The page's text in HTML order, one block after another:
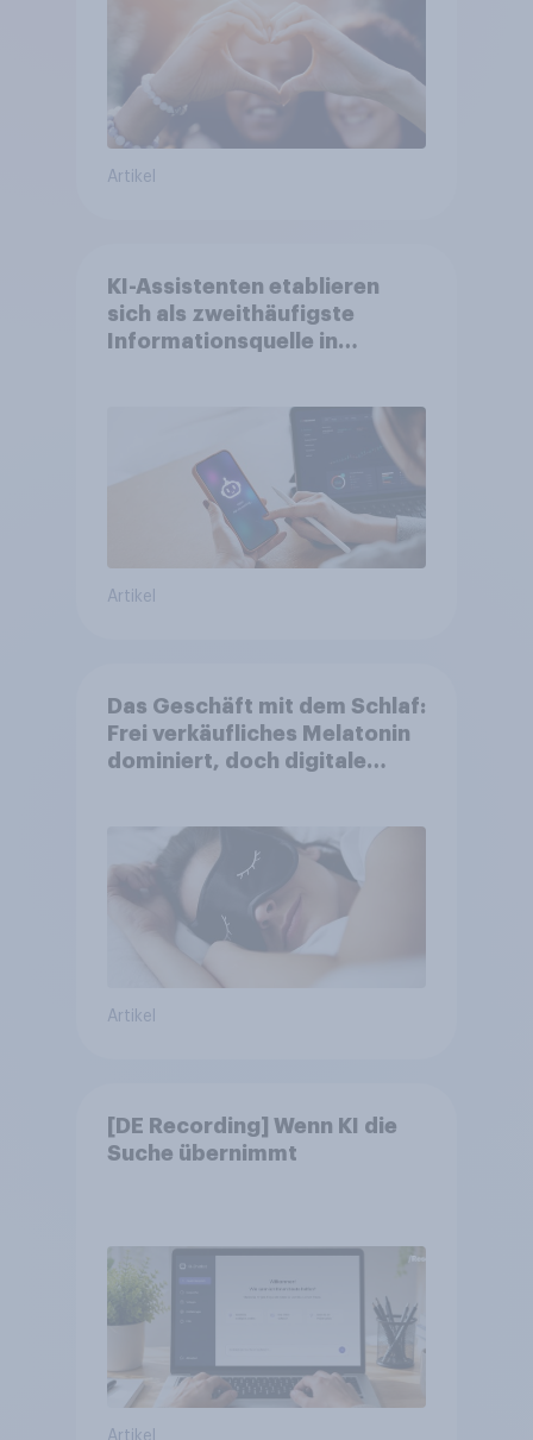
Artikel
KI-Assistenten etablieren
sich als zweithäufigste
Informationsquelle in
Artikel
Das Geschäft mit dem Schlaf:
Frei verkäufliches Melatonin
dominiert, doch digitale
Artikel
[DE Recording] Wenn KI die
Suche übernimmt
Artikel